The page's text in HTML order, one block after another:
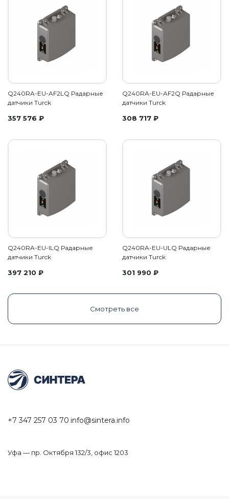
Q240RA-EU-AF2LQ Радарные
датчики Turck
357 576 ₽
Q240RA-EU-AF2Q Радарные
датчики Turck
308 717 ₽
Q240RA-EU-ILQ Радарные
датчики Turck
397 210 ₽
Q240RA-EU-ULQ Радарные
датчики Turck
301 990 ₽
Смотреть все
+7 347 257 03 70 info@sintera.info
Уфа — пр. Октября 132/3, офис 1203